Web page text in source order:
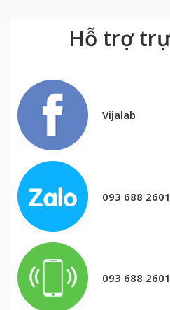
Hỗ trợ
Vijalab
093 688 2601
093 688 2601